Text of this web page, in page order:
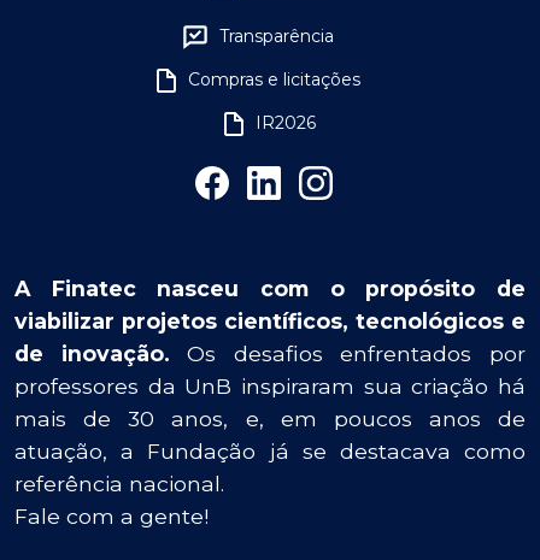
Transparência
Compras e licitações
IR2026
A Finatec nasceu com o propósito de
viabilizar projetos científicos, tecnológicos e
de inovação. Os desafios enfrentados por
professores da UnB inspiraram sua criação há
mais de 30 anos, e, em poucos anos de
atuação, a Fundação já se destacava como
referência nacional.
Fale com a gente!